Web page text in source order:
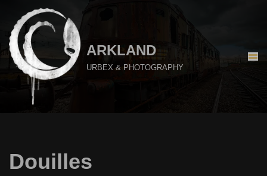
Aller
au
contenu
ARKLAND
URBEX & PHOTOGRAPHY
Douilles